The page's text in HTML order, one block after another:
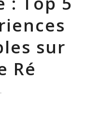
sur
Ré